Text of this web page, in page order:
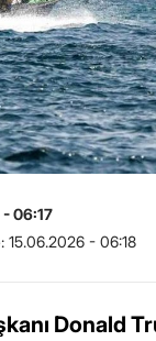
06:17
15.06.2026 - 06:18
Donald